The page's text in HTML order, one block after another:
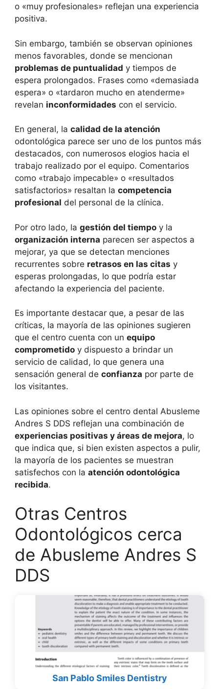
o «muy profesionales» reflejan una experiencia
positiva.
Sin embargo, también se observan opiniones
menos favorables, donde se mencionan
problemas de puntualidad y tiempos de
espera prolongados. Frases como «demasiada
espera» o «tardaron mucho en atenderme»
revelan inconformidades con el servicio.
En general, la calidad de la atención
odontológica parece ser uno de los puntos más
destacados, con numerosos elogios hacia el
trabajo realizado por el equipo. Comentarios
como «trabajo impecable» o «resultados
satisfactorios» resaltan la competencia
profesional del personal de la clínica.
Por otro lado, la gestión del tiempo y la
organización interna parecen ser aspectos a
mejorar, ya que se detectan menciones
recurrentes sobre retrasos en las citas y
esperas prolongadas, lo que podría estar
afectando la experiencia del paciente.
Es importante destacar que, a pesar de las
críticas, la mayoría de las opiniones sugieren
que el centro cuenta con un equipo
comprometido y dispuesto a brindar un
servicio de calidad, lo que genera una
sensación general de confianza por parte de
los visitantes.
Las opiniones sobre el centro dental Abusleme
Andres S DDS reflejan una combinación de
experiencias positivas y áreas de mejora, lo
que indica que, si bien existen aspectos a pulir,
la mayoría de los pacientes se muestran
satisfechos con la atención odontológica
recibida.
Otras Centros
Odontológicos cerca
de Abusleme Andres S
DDS
San Pablo Smiles Dentistry